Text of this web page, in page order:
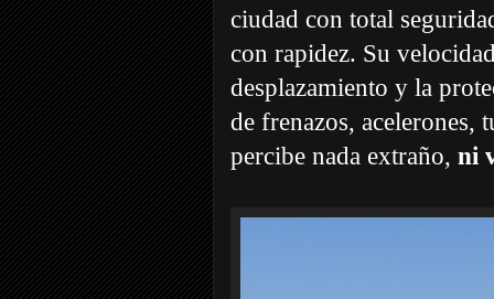
ciudad con total
con rapidez. Su
desplazamiento y la
de frenazos, acelerones,
percibe nada extraño, ni